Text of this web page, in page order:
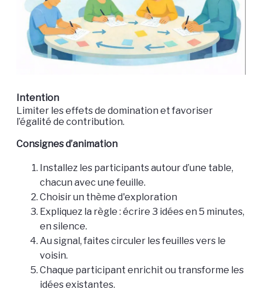
Intention
Limiter les effets de domination et favoriser
l’égalité de contribution.
Consignes d’animation
Installez les participants autour d’une table,
chacun avec une feuille.
Choisir un thème d'exploration
Expliquez la règle : écrire 3 idées en 5 minutes,
en silence.
Au signal, faites circuler les feuilles vers le
voisin.
Chaque participant enrichit ou transforme les
idées existantes.